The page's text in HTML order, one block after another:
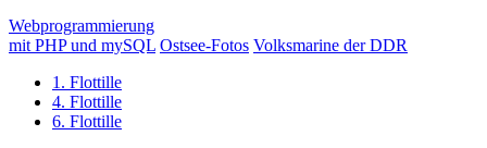
Webprogrammierung
mit PHP und mySQL Ostsee-Fotos Volksmarine der DDR
1. Flottille
4. Flottille
6. Flottille